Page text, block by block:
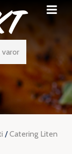
/Catering Liten